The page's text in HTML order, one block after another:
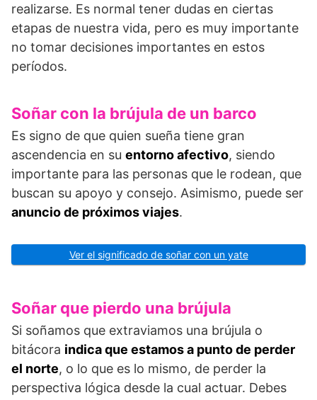
realizarse. Es normal tener dudas en ciertas
etapas de nuestra vida, pero es muy importante
no tomar decisiones importantes en estos
períodos.
Soñar con la brújula de un barco
Es signo de que quien sueña tiene gran
ascendencia en su entorno afectivo, siendo
importante para las personas que le rodean, que
buscan su apoyo y consejo. Asimismo, puede ser
anuncio de próximos viajes.
Ver el significado de soñar con un yate
Soñar que pierdo una brújula
Si soñamos que extraviamos una brújula o
bitácora indica que estamos a punto de perder
el norte, o lo que es lo mismo, de perder la
perspectiva lógica desde la cual actuar. Debes